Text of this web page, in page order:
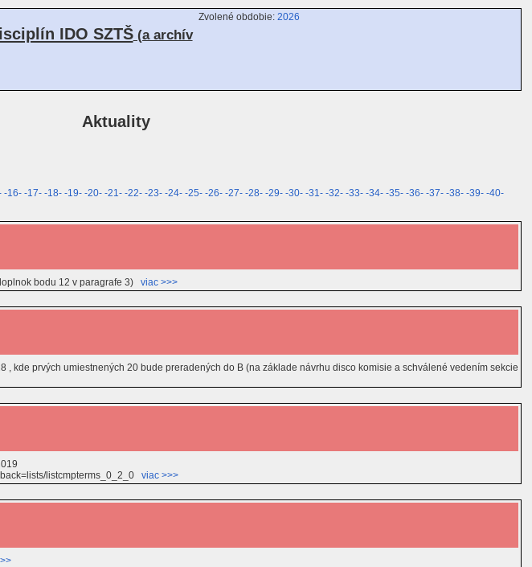
IDO SZTŠ(a archív
Zvolené obdobie: 2026
Aktuality
-16- -17- -18- -19- -20- -21- -22- -23- -24- -25- -26- -27- -28- -29- -30- -31- -32- -33- -34- -35- -36- -37- -38- -39- -40-
bodu 12 v paragrafe 3) viac >>>
kde prvých umiestnených 20 bude preradených do B (na základe návrhu disco komisie a schválené vedením sekcie
listcmpterms_0_2_0 viac >>>